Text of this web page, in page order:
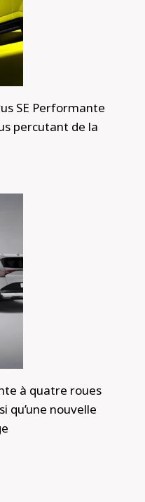
SE Performante
percutant de la
à quatre roues
qu’une nouvelle